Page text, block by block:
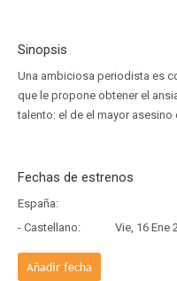
Sinopsis
Una ambiciosa periodista es
que le propone obtener el
talento: el de el mayor asesino
Fechas de estrenos
España:
- Castellano:
Vie, 16 Ene 2026
Añadir fecha